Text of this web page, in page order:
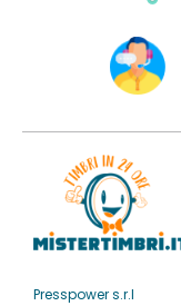
Presspower s.r.l